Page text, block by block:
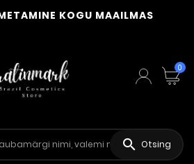
KOGU MAAILMAS
0
 Otsing